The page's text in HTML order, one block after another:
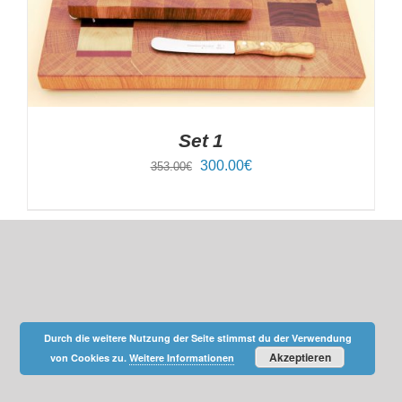
Set 1
353.00€
Ursprünglicher
300.00€Aktueller
Durch die weitere Nutzung der Seite stimmst du der Verwendung
von Cookies zu.Weitere Informationen Akzeptieren